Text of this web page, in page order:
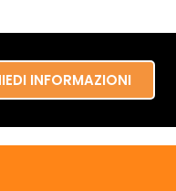
INFORMAZIONI